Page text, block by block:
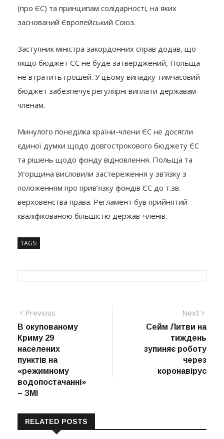
(про ЄС) та принципам солідарності, на яких
заснований Європейський Союз.
Заступник міністра закордонних справ додав, що
якщо бюджет ЄС не буде затверджений, Польща
не втратить грошей. У цьому випадку тимчасовий
бюджет забезпечує регулярні виплати державам-
членам.
Минулого понеділка країни-члени ЄС не досягли
єдиної думки щодо довгострокового бюджету ЄС
та рішень щодо фонду відновлення. Польща та
Угорщина висловили застереження у зв’язку з
положенням про прив’язку фондів ЄС до т.зв.
верховенства права. Регламент був прийнятий
кваліфікованою більшістю держав-членів.
TAGS:
Навігація
записів
Previous
post:
В окупованому
Криму 29
населених
пунктів на
«режимному
водопостачанні»
– ЗМІ
Next
post:
Сейм Литви на
тиждень
зупиняє роботу
через
коронавірус
RELATED POSTS